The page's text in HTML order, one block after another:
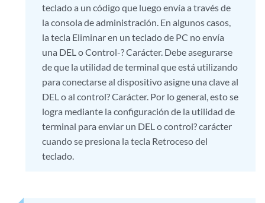
teclado a un código que luego envía a través de
la consola de administración. En algunos casos,
la tecla Eliminar en un teclado de PC no envía
una DEL o Control-? Carácter. Debe asegurarse
de que la utilidad de terminal que está utilizando
para conectarse al dispositivo asigne una clave al
DEL o al control? Carácter. Por lo general, esto se
logra mediante la configuración de la utilidad de
terminal para enviar un DEL o control? carácter
cuando se presiona la tecla Retroceso del
teclado.